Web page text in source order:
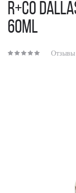
R+Co
60ml
Отзывы